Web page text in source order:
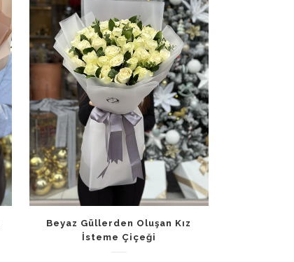
Beyaz Güllerden Oluşan Kız
İsteme Çiçeği